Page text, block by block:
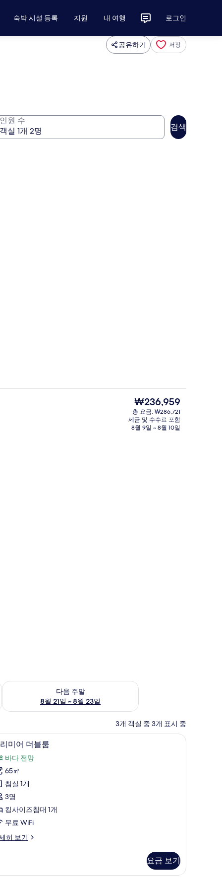
숙박 시설 등록 지원 내 여행 로그인
공유하기 저장
원 수
검색
숙박 시설 구내
현
재
가
격
₩236,959
총 요금: ₩286,721
세금 및 수수료 포함
8월 9일 ~ 8월 10일
8월 16일
다음 주말
8월 21일 ~ 8월 23일
다음 주말 예약 가능 여부 확인, 8월 21일 ~ 8월 23일
3개 객실 중 3개 표시 중
프리미어 더블룸 | 미니바, 객실 내 금고, 책상,
5 미어 더블룸
바다 전망
65㎡
침실 1개
3명
킹사이즈침대 1개
무료 WiFi
히 보기
요금 보기